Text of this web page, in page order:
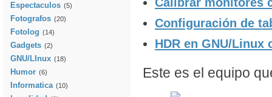
Configuración de
HDR en GNU/Linux
Este es el equipo
Espectaculos (5)
Fotografos (20)
Fotolog (14)
Gadgets (2)
GNU/LInux (18)
Humor (6)
Informatica (10)